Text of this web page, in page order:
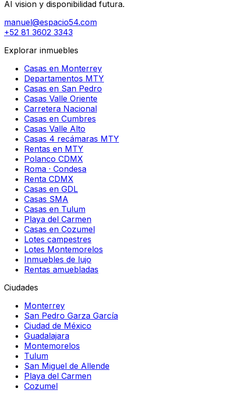
AI vision y disponibilidad futura.
manuel@espacio54.com
+52 81 3602 3343
Explorar inmuebles
Casas en Monterrey
Departamentos MTY
Casas en San Pedro
Casas Valle Oriente
Carretera Nacional
Casas en Cumbres
Casas Valle Alto
Casas 4 recámaras MTY
Rentas en MTY
Polanco CDMX
Roma · Condesa
Renta CDMX
Casas en GDL
Casas SMA
Casas en Tulum
Playa del Carmen
Casas en Cozumel
Lotes campestres
Lotes Montemorelos
Inmuebles de lujo
Rentas amuebladas
Ciudades
Monterrey
San Pedro Garza García
Ciudad de México
Guadalajara
Montemorelos
Tulum
San Miguel de Allende
Playa del Carmen
Cozumel